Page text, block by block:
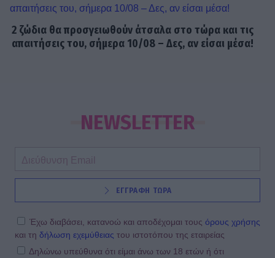
2 ζώδια θα προσγειωθούν άτσαλα στο τώρα και τις
απαιτήσεις του, σήμερα 10/08 – Δες, αν είσαι μέσα!
NEWSLETTER
ΕΓΓΡΑΦΗ ΤΩΡΑ
Έχω διαβάσει, κατανοώ και αποδέχομαι τους όρους χρήσης
και τη δήλωση εχεμύθειας του ιστοτόπου της εταιρείας
Δηλώνω υπεύθυνα ότι είμαι άνω των 18 ετών ή ότι